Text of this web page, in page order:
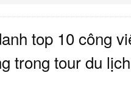
top 10 công
trong tour du